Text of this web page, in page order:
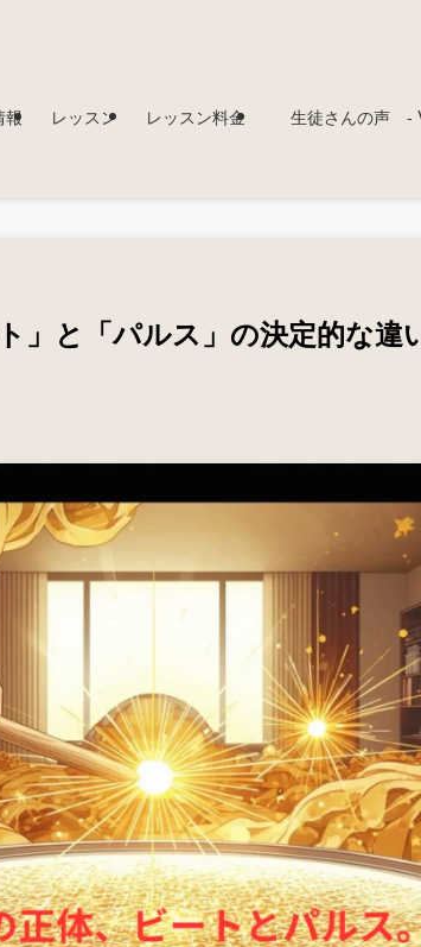
報 レッスン レッスン料金 生徒さんの声 -
」と「パルス」の決定的な違